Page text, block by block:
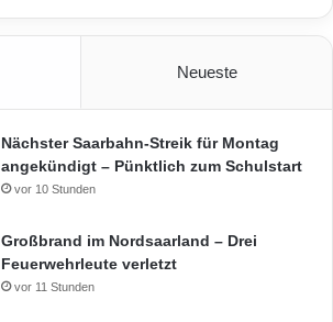
Neueste
Nächster Saarbahn-Streik für Montag
angekündigt – Pünktlich zum Schulstart
vor 10 Stunden
Großbrand im Nordsaarland – Drei
Feuerwehrleute verletzt
vor 11 Stunden